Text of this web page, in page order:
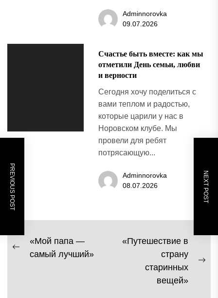
PREVIOUS POST NEXT POST
Adminnorovka
09.07.2026
Счастье быть вместе: как мы
отметили День семьи, любви
и верности
Сегодня хочу поделиться с
вами теплом и радостью,
которые царили у нас в
Норовском клубе. Мы
провели для ребят
потрясающую...
Adminnorovka
08.07.2026
Навигация
Previous
«Мой папа —
самый лучший»
«Путешествие в
страну
старинных
вещей»